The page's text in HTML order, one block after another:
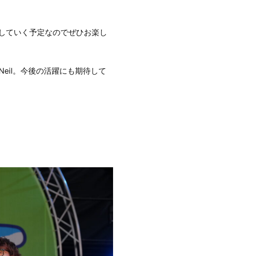
ていく予定なのでぜひお楽し
。今後の活躍にも期待して